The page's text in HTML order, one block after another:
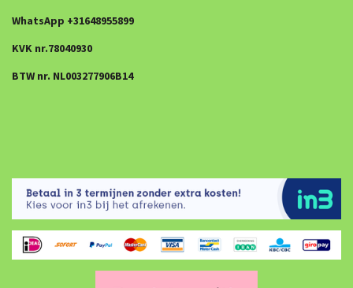
WhatsApp +31648955899
KVK nr.78040930
BTW nr. NL003277906B14